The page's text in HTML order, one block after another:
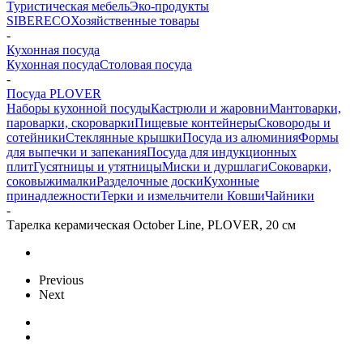
Туристическая мебельЭко-продукты
SIBERECOХозяйственные товары
-
Кухонная посуда
Кухонная посудаСтоловая посуда
-
Посуда PLOVER
Наборы кухонной посудыКастрюли и жаровниМантоварки,
пароварки, скороваркиПищевые контейнерыСковороды и
сотейникиСтеклянные крышкиПосуда из алюминияФормы
для выпечки и запеканияПосуда для индукционных
плитГусятницы и утятницыМиски и дуршлагиСоковарки,
соковыжималкиРазделочные доскиКухонные
принадлежностиТерки и измельчители КовшиЧайники
-
Тарелка керамическая October Line, PLOVER, 20 см
Previous
Next